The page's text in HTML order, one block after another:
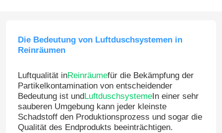
Die Bedeutung von Luftduschsystemen in
Reinräumen
Luftqualität inReinräumefür die Bekämpfung der
Partikelkontamination von entscheidender
Bedeutung ist undLuftduschsystemeIn einer sehr
sauberen Umgebung kann jeder kleinste
Schadstoff den Produktionsprozess und sogar die
Qualität des Endprodukts beeinträchtigen.